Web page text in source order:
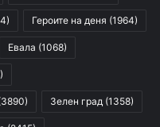
Героите на деня (1964)
Евала (1068)
Зелен град (1358)